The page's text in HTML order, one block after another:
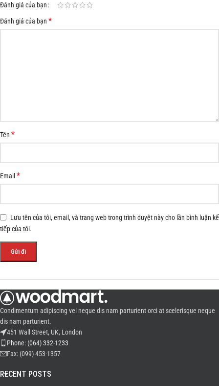
Đánh giá của bạn
Đánh giá của bạn *
Tên *
Email*
Lưu tên của tôi, email, và trang web trong trình duyệt này cho lần bình luận kế
tiếp của tôi.
Condimentum adipiscing vel neque dis nam parturient orci at scelerisque neque
dis nam parturient.
451 Wall Street, UK, London
Phone: (064) 332-1233
Fax: (099) 453-1357
RECENT POSTS